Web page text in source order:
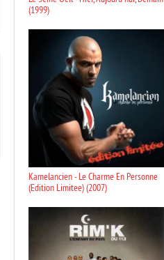
(1999)
Kamelancien - Le Charme En Personne
(Edition Limitee) (2007)